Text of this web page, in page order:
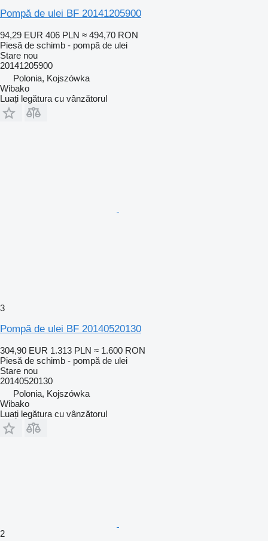
Pompă de ulei BF 20141205900
94,29 EUR 406 PLN ≈ 494,70 RON
Piesă de schimb - pompă de ulei
Stare nou
20141205900
Polonia, Kojszówka
Wibako
Luați legătura cu vânzătorul
3
Pompă de ulei BF 20140520130
304,90 EUR 1.313 PLN ≈ 1.600 RON
Piesă de schimb - pompă de ulei
Stare nou
20140520130
Polonia, Kojszówka
Wibako
Luați legătura cu vânzătorul
2